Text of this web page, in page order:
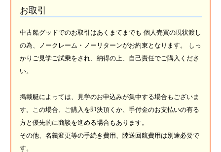
お取引
中古船グッドでのお取引はあくまてまでも 個人売買の現状渡し
の為、ノークレーム・ノーリターンがお約束となります。 しっ
かりご見学ご試乗をされ、納得の上、自己責任でご購入くださ
い。
掲載艇によっては、見学のお申込みが集中する場合もございま
す。この場合、ご購入を即決頂くか、手付金のお支払いの有る
方と優先的に商談を進める場合もあります。
その他、名義変更等の手続き費用、陸送回航費用は別途必要で
す。